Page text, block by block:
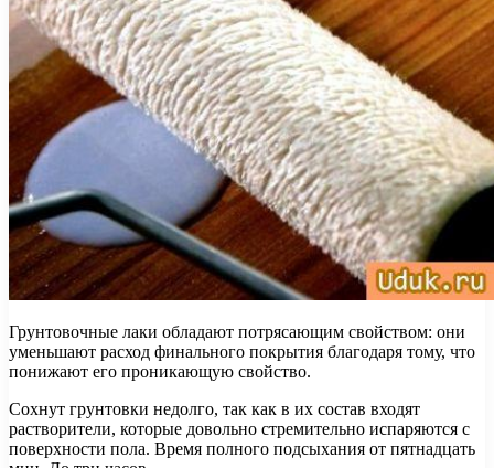
Грунтовочные лаки обладают потрясающим свойством: они
уменьшают расход финального покрытия благодаря тому, что
понижают его проникающую свойство.
Сохнут грунтовки недолго, так как в их состав входят
растворители, которые довольно стремительно испаряются с
поверхности пола. Время полного подсыхания от пятнадцать